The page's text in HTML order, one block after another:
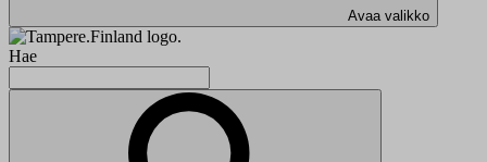
Avaa valikko
Hae